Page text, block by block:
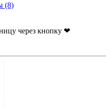
(8)
через кнопку ❤